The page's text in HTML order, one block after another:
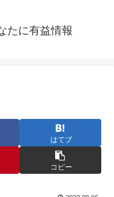
たに有益情報
はてブ
コピー